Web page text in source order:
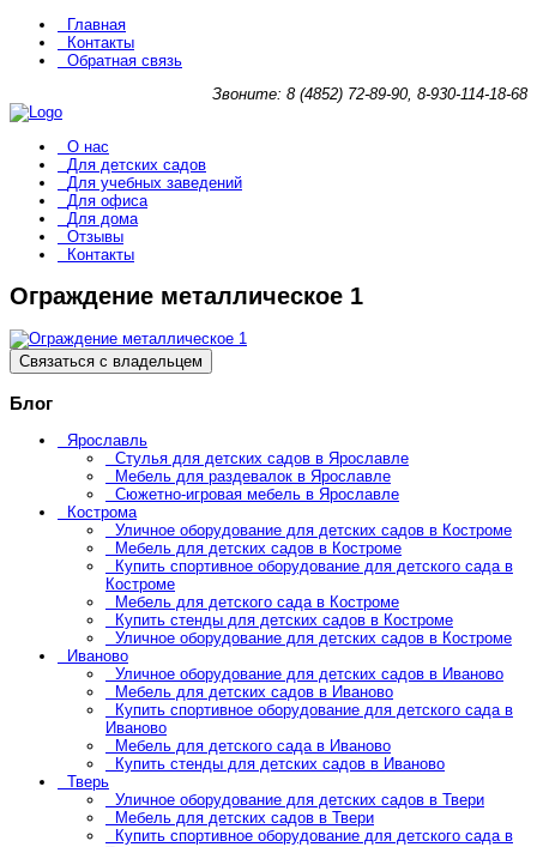
Главная
Контакты
Обратная связь
Звоните: 8 (4852) 72-89-90, 8-930-114-18-68
О нас
Для детских садов
Для учебных заведений
Для офиса
Для дома
Отзывы
Контакты
Ограждение металлическое 1
Связаться с владельцем
Блог
Ярославль
Стулья для детских садов в Ярославле
Мебель для раздевалок в Ярославле
Сюжетно-игровая мебель в Ярославле
Кострома
Уличное оборудование для детских садов в Костроме
Мебель для детских садов в Костроме
Купить спортивное оборудование для детского сада в
Костроме
Мебель для детского сада в Костроме
Купить стенды для детских садов в Костроме
Уличное оборудование для детских садов в Костроме
Иваново
Уличное оборудование для детских садов в Иваново
Мебель для детских садов в Иваново
Купить спортивное оборудование для детского сада в
Иваново
Мебель для детского сада в Иваново
Купить стенды для детских садов в Иваново
Тверь
Уличное оборудование для детских садов в Твери
Мебель для детских садов в Твери
Купить спортивное оборудование для детского сада в